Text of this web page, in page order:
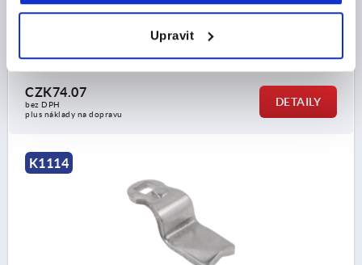
Upravit
VHODNÝ K OTOČNÉ ZÁPADCE KIPP =K1106, K1107,
CZK74.07
bez DPH
plus náklady na dopravu
DETAILY
K1114